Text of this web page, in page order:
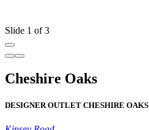
Slide 1 of 3
Cheshire Oaks
DESIGNER OUTLET CHESHIRE OAKS